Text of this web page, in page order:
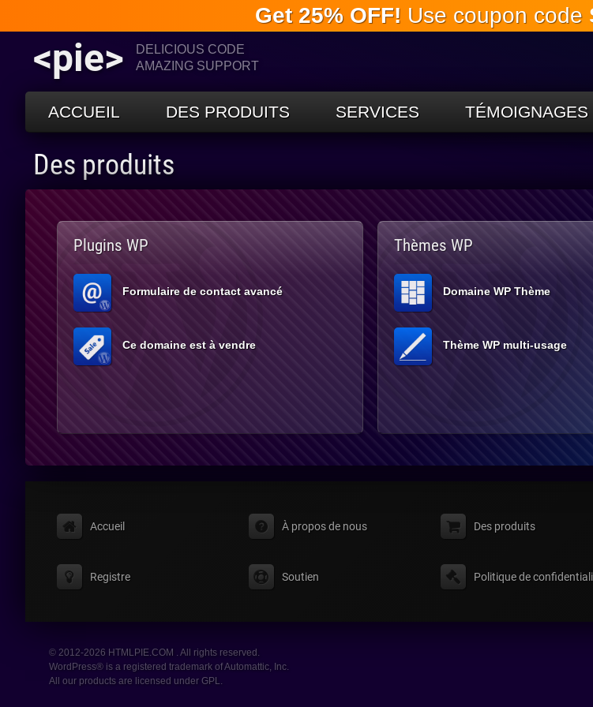
Passez
au
Get 25% OFF! Use coupon code
<pie>
DELICIOUS CODE
AMAZING SUPPORT
ACCUEIL DES PRODUITS SERVICES TÉMOIGNAGES
Des produits
Plugins WP
Formulaire de contact avancé
Ce domaine est à vendre
Thèmes WP
Domaine WP Thème
Thème WP multi-usage
Accueil À propos de nous Des produits
Registre Soutien Politique de
© 2012-2026 HTMLPIE.COM . All rights reserved.
WordPress® is a registered trademark of Automattic, Inc.
All our products are licensed under GPL.